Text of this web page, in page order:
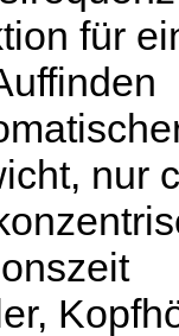
für
nur